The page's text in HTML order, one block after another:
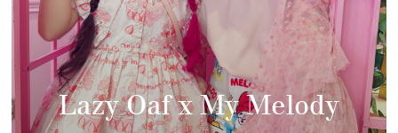
Lazy Oaf x My Melody